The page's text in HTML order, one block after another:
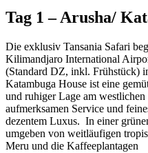
Tag 1 – Arusha/
Die exklusiv Tansania Safari
Kilimandjaro International
(Standard DZ, inkl. Frühstück)
Katambuga House ist eine
und ruhiger Lage am
aufmerksamen Service und
dezentem Luxus. In einer
umgeben von weitläufigen
Meru und die Kaffeeplantagen